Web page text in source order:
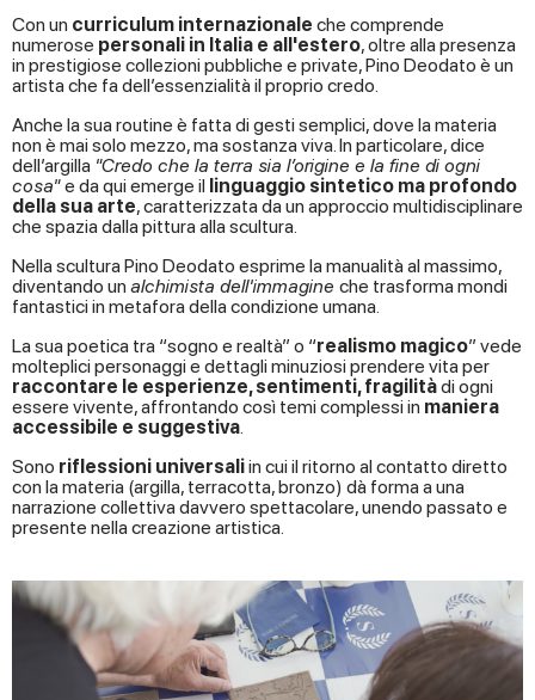
Con un curriculum internazionale che comprende
numerose personali in Italia e all'estero, oltre alla presenza
in prestigiose collezioni pubbliche e private, Pino Deodato è un
artista che fa dell’essenzialità il proprio credo.
Anche la sua routine è fatta di gesti semplici, dove la materia
non è mai solo mezzo, ma sostanza viva. In particolare, dice
dell’argilla "Credo che la terra sia l’origine e la fine di ogni
cosa"e da qui emerge il linguaggio sintetico ma profondo
della sua arte, caratterizzata da un approccio multidisciplinare
che spazia dalla pittura alla scultura.
Nella scultura Pino Deodato esprime la manualità al massimo,
diventando un alchimista dell'immagine che trasforma mondi
fantastici in metafora della condizione umana.
La sua poetica tra “sogno e realtà” o “realismo magico” vede
molteplici personaggi e dettagli minuziosi prendere vita per
raccontare le esperienze, sentimenti, fragilitàdi ogni
essere vivente, affrontando così temi complessi in maniera
accessibile e suggestiva
Sono riflessioni universaliin cui il ritorno al contatto diretto
con la materia (argilla, terracotta, bronzo) dà forma a una
narrazione collettiva davvero spettacolare, unendo passato e
presente nella creazione artistica.